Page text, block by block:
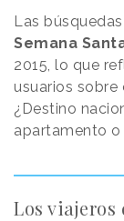
Las
Semana
2015, lo que
usuarios sobre
¿Destino
apartamento o
Los viajeros